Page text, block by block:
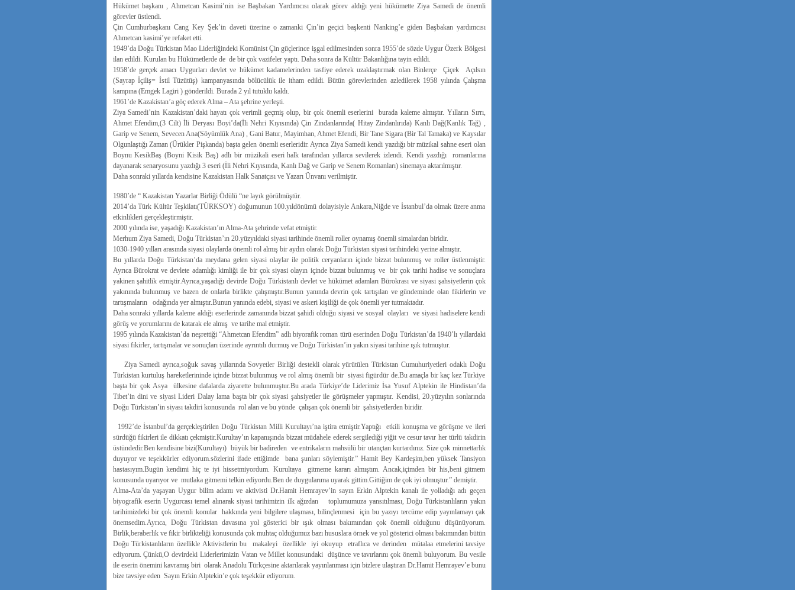
Hükümet başkanı , Ahmetcan Kasimi’nin ise Başbakan Yardımcısı olarak görev aldığı yeni hükümette Ziya Samedi de önemli
görevler üstlendi.
Çin Cumhurbaşkanı Cang Key Şek’in daveti üzerine o zamanki Çin’in geçici başkenti Nanking’e giden Başbakan yardımcısı
Ahmetcan kasimi’ye refaket etti.
1949’da Doğu Türkistan Mao Liderliğindeki Komünist Çin güçlerince işgal edilmesinden sonra 1955’de sözde Uygur Özerk Bölgesi
ilan edildi. Kurulan bu Hükümetlerde de de bir çok vazifeler yaptı. Daha sonra da Kültür Bakanlığına tayin edildi.
1958’de gerçek amacı Uygurları devlet ve hükümet kadamelerinden tasfiye ederek uzaklaştırmak olan Binlerçe Çiçek Açılsın
(Sayrap İçiliş= İstil Tüzütüş) kampanyasında bölücülük ile itham edildi. Bütün görevlerinden azledilerek 1958 yılında Çalışma
kampına (Emgek Lagiri ) gönderildi. Burada 2 yıl tutuklu kaldı.
1961’de Kazakistan’a göç ederek Alma – Ata şehrine yerleşti.
Ziya Samedi’nin Kazakistan’daki hayatı çok verimli geçmiş olup, bir çok önemli eserlerini burada kaleme almıştır. Yılların Sırrı,
Ahmet Efendim,(3 Cilt) İli Deryası Boyi’da(İli Nehri Kıyısında) Çin Zindanlarında( Hitay Zindanlırıda) Kanlı Dağ(Kanlık Tağ) ,
Garip ve Senem, Sevecen Ana(Söyümlük Ana) , Gani Batur, Mayimhan, Ahmet Efendi, Bir Tane Sigara (Bir Tal Tamaka) ve Kaysılar
Olgunlaştığı Zaman (Ürükler Pişkanda) başta gelen önemli eserleridir. Ayrıca Ziya Samedi kendi yazdığı bir müzikal sahne eseri olan
Boynu KesikBaş (Boyni Kisik Baş) adlı bir müzikali eseri halk tarafından yıllarca sevilerek izlendi. Kendi yazdığı romanlarına
dayanarak senaryosunu yazdığı 3 eseri (İli Nehri Kıyısında, Kanlı Dağ ve Garip ve Senem Romanları) sinemaya aktarılmıştır.
Daha sonraki yıllarda kendisine Kazakistan Halk Sanatçısı ve Yazarı Ünvanı verilmiştir.
1980’de “ Kazakistan Yazarlar Birliği Ödülü “ne layık görülmüştür.
2014’da Türk Kültür Teşkilatı(TÜRKSOY) doğumunun 100.yıldönümü dolayisiyle Ankara,Niğde ve İstanbul’da olmak üzere anma
etkinlikleri gerçekleştirmiştir.
2000 yılında ise, yaşadığı Kazakistan’ın Alma-Ata şehrinde vefat etmiştir.
Merhum Ziya Samedi, Doğu Türkistan’ın 20.yüzyıldaki siyasi tarihinde önemli roller oynamış önemli simalardan biridir.
1030-1940 yılları arasında siyasi olaylarda önemli rol almış bir aydın olarak Doğu Türkistan siyasi tarihindeki yerine almıştır.
Bu yıllarda Doğu Türkistan’da meydana gelen siyasi olaylar ile politik ceryanların içinde bizzat bulunmuş ve roller üstlenmiştir.
Ayrıca Bürokrat ve devlete adamlığı kimliği ile bir çok siyasi olayın içinde bizzat bulunmuş ve bir çok tarihi hadise ve sonuçlara
yakinen şahitlik etmiştir.Ayrıca,yaşadığı devirde Doğu Türkistanlı devlet ve hükümet adamları Bürokrası ve siyasi şahsiyetlerin çok
yakınında bulunmuş ve bazen de onlarla birlikte çalışmıştır.Bunun yanında devrin çok tartışılan ve gündeminde olan fikirlerin ve
tartışmaların odağında yer almıştır.Bunun yanında edebi, siyasi ve askeri kişiliği de çok önemli yer tutmaktadır.
Daha sonraki yıllarda kaleme aldığı eserlerinde zamanında bizzat şahidi olduğu siyasi ve sosyal olayları ve siyasi hadiselere kendi
görüş ve yorumlarını de katarak ele almış ve tarihe mal etmiştir.
1995 yılında Kazakistan’da neşrettiği “Ahmetcan Efendim” adlı biyorafik roman türü eserinden Doğu Türkistan’da 1940’lı yıllardaki
siyasi fikirler, tartışmalar ve sonuçları üzerinde ayrıntılı durmuş ve Doğu Türkistan’in yakın siyasi tarihine ışık tutmuştur.
Ziya Samedi ayrıca,soğuk savaş yıllarında Sovyetler Birliği destekli olarak yürütülen Türkistan Cumuhuriyetleri odaklı Doğu
Türkistan kurtuluş hareketlerininde içinde bizzat bulunmuş ve rol almış önemli bir siyasi figürdür de.Bu amaçla bir kaç kez Türkiye
başta bir çok Asya ülkesine dafalarda ziyarette bulunmuştur.Bu arada Türkiye’de Liderimiz İsa Yusuf Alptekin ile Hindistan’da
Tibet’in dini ve siyasi Lideri Dalay lama başta bir çok siyasi şahsiyetler ile görüşmeler yapmıştır. Kendisi, 20.yüzyılın sonlarında
Doğu Türkistan’in siyası takdiri konusunda rol alan ve bu yönde çalışan çok önemli bir şahsiyetlerden biridir.
1992’de İstanbul’da gerçekleştirilen Doğu Türkistan Milli Kurultayı’na iştira etmiştir.Yaptığı etkili konuşma ve görüşme ve ileri
sürdüğü fikirleri ile dikkatı çekmiştir.Kurultay’ın kapanışında bizzat müdahele ederek sergilediği yiğit ve cesur tavır her türlü takdirin
üstündedir.Ben kendisine bizi(Kurultayı) büyük bir badireden ve entrikaların mahsülü bir utançtan kurtardınız. Size çok minnettarlık
duyuyor ve teşekkürler ediyorum.sözlerini ifade ettiğimde bana şunları söylemiştir.” Hamit Bey Kardeşim,ben yüksek Tansiyon
hastasıyım.Bugün kendimi hiç te iyi hissetmiyordum. Kurultaya gitmeme kararı almıştım. Ancak,içimden bir his,beni gitmem
konusunda uyarıyor ve mutlaka gitmemi telkin ediyordu.Ben de duygularıma uyarak gittim.Gittiğim de çok iyi olmuştur.” demiştir.
Alma-Ata’da yaşayan Uygur bilim adamı ve aktivisti Dr.Hamit Hemrayev’in sayın Erkin Alptekin kanalı ile yolladığı adı geçen
biyografik eserin Uygurcası temel alınarak siyasi tarihimizin ilk ağızdan toplumumuza yansıtılması, Doğu Türkistanlıların yakın
tarihimizdeki bir çok önemli konular hakkında yeni bilgilere ulaşması, bilinçlenmesi için bu yazıyı tercüme edip yayınlamayı çak
önemsedim.Ayrıca, Doğu Türkistan davasına yol gösterici bir ışık olması bakımından çok önemli olduğunu düşünüyorum.
Birlik,beraberlik ve fikir birlikteliği konusunda çok muhtaç olduğumuz bazı hususlara örnek ve yol gösterici olması bakımından bütün
Doğu Türkistanlıların özellikle Aktivistlerin bu makaleyi özellikle iyi okuyup etraflıca ve derinden mütalaa etmelerini tavsiye
ediyorum. Çünkü,O devirdeki Liderlerimizin Vatan ve Millet konusundaki düşünce ve tavırlarını çok önemli buluyorum. Bu vesile
ile eserin önemini kavramış biri olarak Anadolu Türkçesine aktarılarak yayınlanması için bizlere ulaştıran Dr.Hamit Hemrayev’e bunu
bize tavsiye eden Sayın Erkin Alptekin’e çok teşekkür ediyorum.